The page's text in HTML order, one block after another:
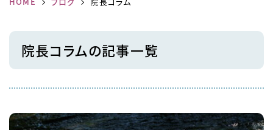
院長コラムの記事一覧